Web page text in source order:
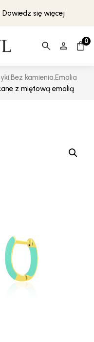
się więcej
0
,Bez kamienia,Emalia
z miętową emalią